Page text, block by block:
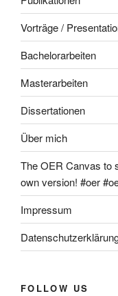
Vorträge /
Bachelorarbeiten
Masterarbeiten
Dissertationen
Über mich
The OER Canvas to
own version! #oer
Impressum
FOLLOW US